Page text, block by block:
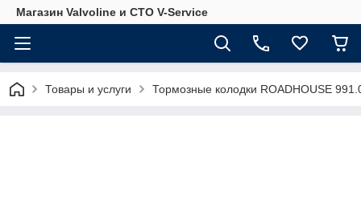
Магазин Valvoline и СТО V-Service
Товары и услуги Тормозные колодки ROADHOUSE